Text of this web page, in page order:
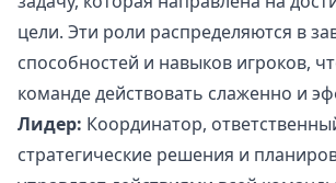
цели. Эти роли распределяются в
способностей и навыков игроков,
команде действовать слаженно и
Лидер: Координатор,
стратегические решения и